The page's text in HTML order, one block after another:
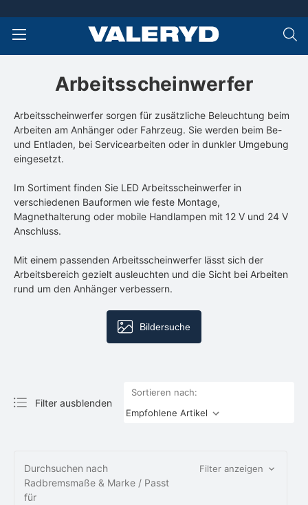
Arbeitsscheinwerfer
Arbeitsscheinwerfer sorgen für zusätzliche Beleuchtung beim
Arbeiten am Anhänger oder Fahrzeug. Sie werden beim Be-
und Entladen, bei Servicearbeiten oder in dunkler Umgebung
eingesetzt.
Im Sortiment finden Sie LED Arbeitsscheinwerfer in
verschiedenen Bauformen wie feste Montage,
Magnethalterung oder mobile Handlampen mit 12 V und 24 V
Anschluss.
Mit einem passenden Arbeitsscheinwerfer lässt sich der
Arbeitsbereich gezielt ausleuchten und die Sicht bei Arbeiten
rund um den Anhänger verbessern.
Bildersuche
Filter ausblenden
Sortieren nach:
Durchsuchen nach
Radbremsmaße & Marke / Passt
für
Filter anzeigen